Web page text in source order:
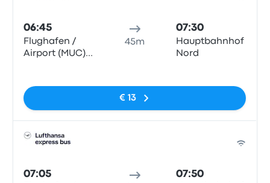
06:45
Flughafen /
Airport (MUC)
45m
07:30
Hauptbahnhof
Nord
€ 13
07:05 07:50